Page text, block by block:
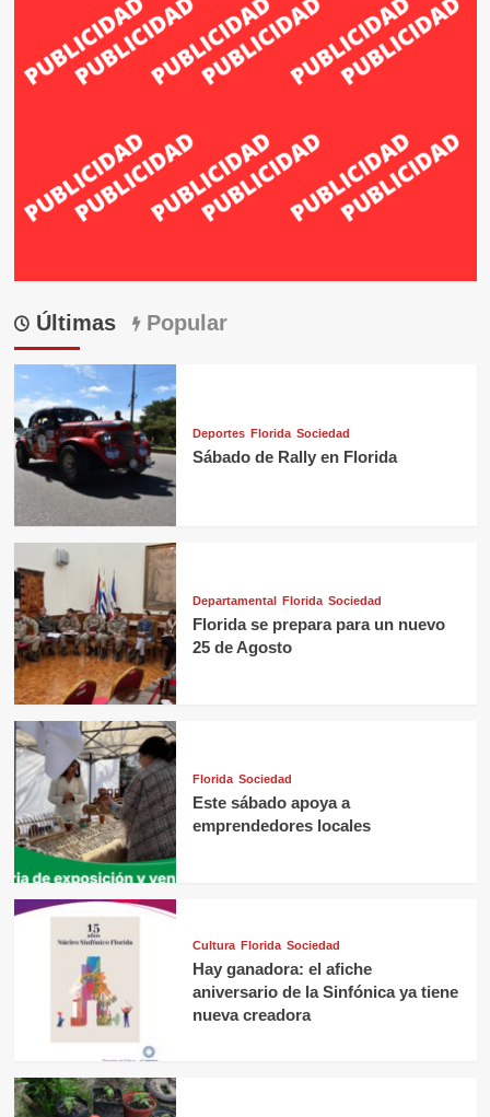
Últimas Popular
Deportes Florida Sociedad
Sábado de Rally en Florida
Departamental Florida Sociedad
Florida se prepara para un nuevo
25 de Agosto
Florida Sociedad
Este sábado apoya a
emprendedores locales
Cultura Florida Sociedad
Hay ganadora: el afiche
aniversario de la Sinfónica ya tiene
nueva creadora